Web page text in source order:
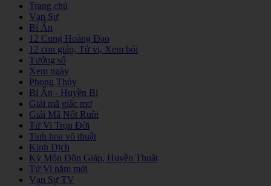
Trang chủ
Vạn Sự
Bí Ẩn
12 Cung Hoàng Đạo
12 con giáp, Tử vi, Xem bói
Tướng số
Xem ngày
Phong Thủy
Bí Ẩn - Huyền Bí
Giải mã giấc mơ
Giải Mã Nốt Ruồi
Tử Vi Trọn Đời
Tinh hoa võ thuật
Kinh Dịch
Kỳ Môn Độn Giáp, Huyền Thuật
Tử Vi năm mới
Vạn Sự TV